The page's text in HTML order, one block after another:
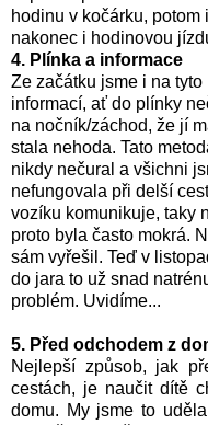
hodinu v kočárku,
nakonec i hodinovou
4. Plínka a informace
Ze začátku jsme i na
informací, ať do plínky
na nočník/záchod, že jí
stala nehoda. Tato
nikdy nečural a všichni
nefungovala při delší
vozíku komunikuje, taky
proto byla často mokrá.
sám vyřešil. Teď v
do jara to už snad
problém. Uvidíme...
5. Před odchodem z
Nejlepší způsob, jak
cestách, je naučit dítě
domu. My jsme to